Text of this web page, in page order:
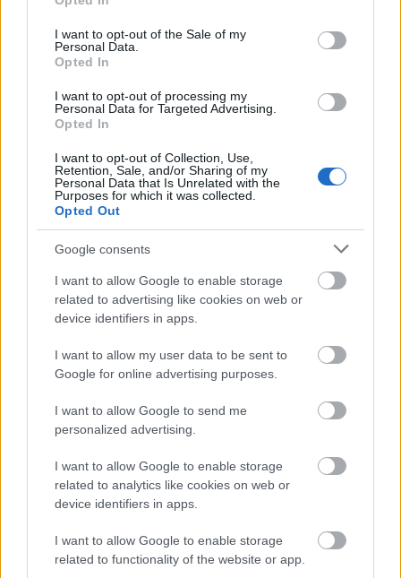
use your data for below specified purposes in below Google
consent section.
I want to opt-out of the Sale of my
Personal Data.
Opted In
I want to opt-out of processing my
Personal Data for Targeted Advertising.
Opted In
I want to opt-out of Collection, Use,
Retention, Sale, and/or Sharing of my
Personal Data that Is Unrelated with the
Purposes for which it was collected.
Opted Out
Google consents
I want to allow Google to enable storage
related to advertising like cookies on web or
device identifiers in apps.
I want to allow my user data to be sent to
Google for online advertising purposes.
I want to allow Google to send me
personalized advertising.
I want to allow Google to enable storage
related to analytics like cookies on web or
device identifiers in apps.
I want to allow Google to enable storage
related to functionality of the website or app.
1918. október 26-án megindul ezen a területen is az
olasz…
„Nostalgia dell’ amore”
KajonÁrpád•2024. október 14.
Király Iván honvéd tüzértiszt első világháborús
hagyatéka – 28. rész Ugrunk térben és időben.
„Szomorú napok” várnak ránk. 1919 tavaszán járunk,
amikor hősünk már múltbeli eseményként tekintett
vissza az 1918 őszén vele és körülötte a Piavénál
történtekre. Szerencsésen túlélte a háborút, de szíve